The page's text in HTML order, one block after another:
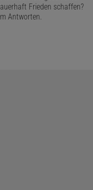
Frieden schaffen?
Antworten.